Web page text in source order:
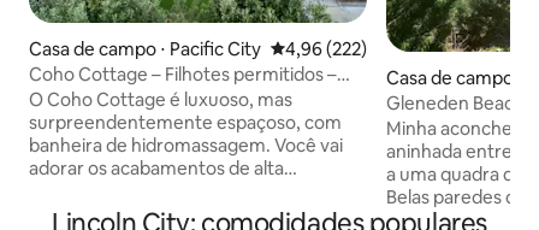
Casa de campo ⋅ Pacific City 4,96 de uma avaliação média de
4,96 (222)
Coho Cottage – Filhotes permitidos –
Banheira de hidromassagem – 5 min a pé
da praia
O Coho Cottage é luxuoso, mas
surpreendentemente espaçoso, com
banheira de hidromassagem. Você vai
adorar os acabamentos de alta
A casa de 2 camas (1 queen size e 1 de
Casa de campo ⋅
ach
Gleneden Beach
Fogueira, 1
Minha
aninhada entre
a uma quadra de
Belas paredes de
lhe uma